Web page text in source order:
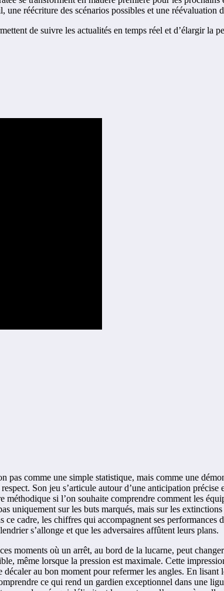
réécriture des scénarios possibles et une réévaluation
de suivre les actualités en temps réel et d’élargir la
comme une simple statistique, mais comme une
Son jeu s’articule autour d’une anticipation
si l’on souhaite comprendre comment les
uniquement sur les buts marqués, mais sur les
cadre, les chiffres qui accompagnent ses
s’allonge et que les adversaires affûtent leurs plans.
moments où un arrêt, au bord de la lucarne, peut
même lorsque la pression est maximale. Cette
au bon moment pour refermer les angles. En
ce qui rend un gardien exceptionnel dans une